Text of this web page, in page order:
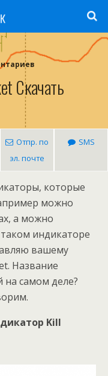
Скачать
Отпр. по
эл. почте
SMS
которые
можно
а можно
индикаторе
вашему
Название
на самом деле?
Kill